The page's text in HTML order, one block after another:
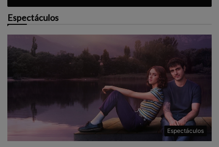
Espectáculos
Espectáculos